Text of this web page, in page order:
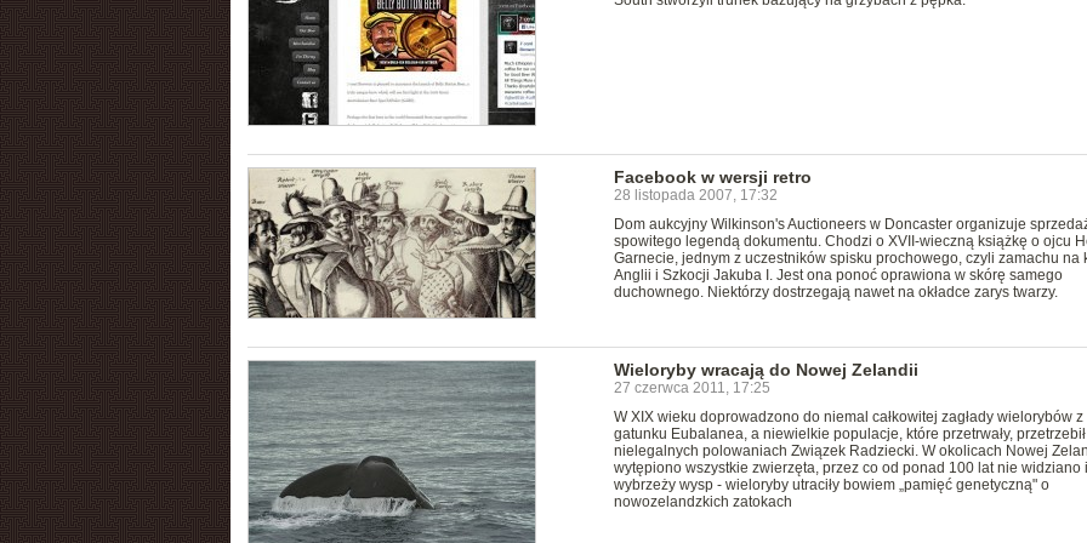
Facebook w wersji retro
28 listopada 2007, 17:32
Dom aukcyjny Wilkinson's Auctioneers w Doncaster organizuje
spowitego legendą dokumentu. Chodzi o XVII-wieczną książkę o ojcu
Garnecie, jednym z uczestników spisku prochowego, czyli zamachu na
Anglii i Szkocji Jakuba I. Jest ona ponoć oprawiona w skórę samego
duchownego. Niektórzy dostrzegają nawet na okładce zarys twarzy.
Wieloryby wracają do Nowej Zelandii
27 czerwca 2011, 17:25
W XIX wieku doprowadzono do niemal całkowitej zagłady wielorybów z
gatunku Eubalanea, a niewielkie populacje, które przetrwały,
nielegalnych polowaniach Związek Radziecki. W okolicach Nowej
wytępiono wszystkie zwierzęta, przez co od ponad 100 lat nie widziano
wybrzeży wysp - wieloryby utraciły bowiem „pamięć genetyczną" o
nowozelandzkich zatokach